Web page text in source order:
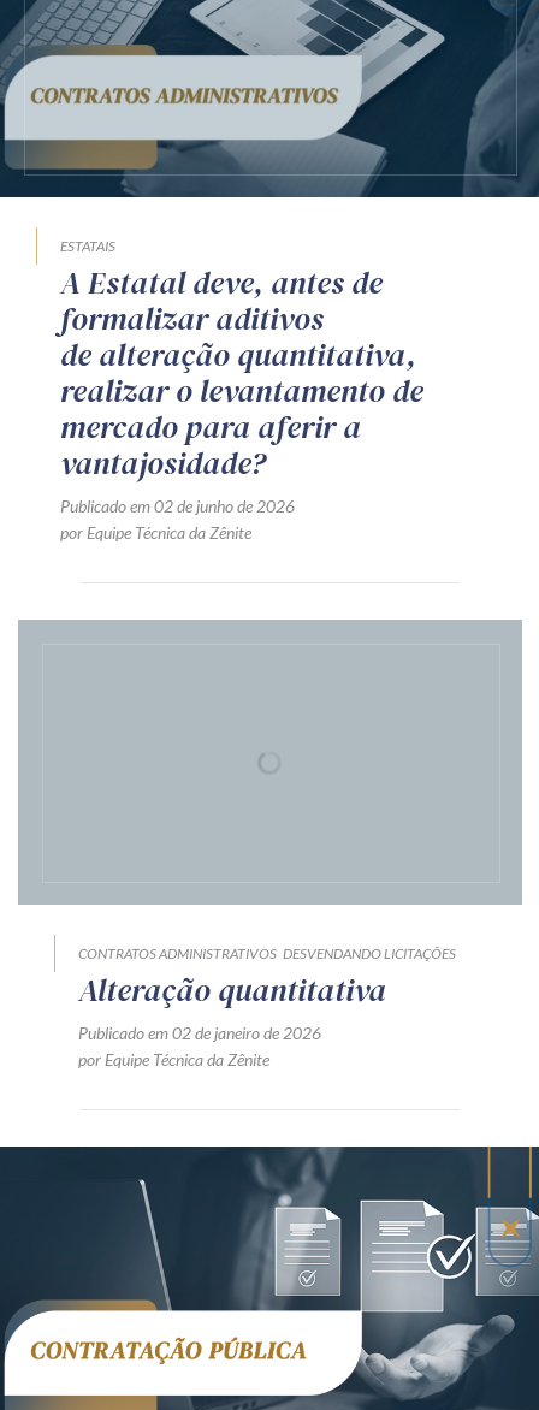
Receba por RSS
Av. Sete de Setembro, 4698
Batel
Curitiba/ 80240-000
ESTATAIS
A Estatal deve, antes de
formalizar aditivos
de alteração quantitativa,
realizar o levantamento de
mercado para aferir a
vantajosidade?
Publicado em 02 de junho de 2026
por Equipe Técnica da Zênite
CONTRATOS ADMINISTRATIVOS DESVENDANDO LICITAÇÕES
Alteração quantitativa
Publicado em 02 de janeiro de 2026
por Equipe Técnica da Zênite